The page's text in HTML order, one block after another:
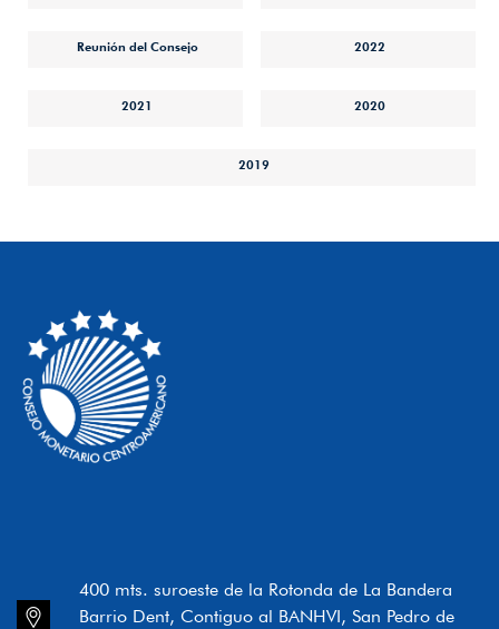
Reunión del Consejo 2022
2021 2020
2019
400 mts. suroeste de la Rotonda de La Bandera
Barrio Dent, Contiguo al BANHVI, San Pedro de